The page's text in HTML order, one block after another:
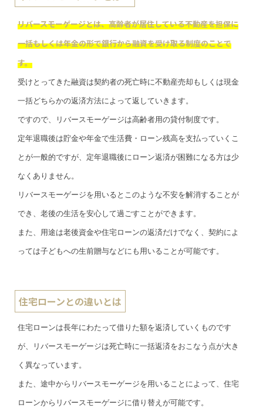
リバースモーゲージとは、高齢者が居住している不動産を担保に
一括もしくは年金の形で銀行から融資を受け取る制度のことで
す。
受けとってきた融資は契約者の死亡時に不動産売却もしくは現金
一括どちらかの返済方法によって返していきます。
ですので、リバースモーゲージは高齢者用の貸付制度です。
定年退職後は貯金や年金で生活費・ローン残高を支払っていくこ
とが一般的ですが、定年退職後にローン返済が困難になる方は少
なくありません。
リバースモーゲージを用いるとこのような不安を解消することが
でき、老後の生活を安心して過ごすことができます。
また、用途は老後資金や住宅ローンの返済だけでなく、契約によ
っては子どもへの生前贈与などにも用いることが可能です。
住宅ローンとの違いとは
住宅ローンは長年にわたって借りた額を返済していくものです
が、リバースモーゲージは死亡時に一括返済をおこなう点が大き
く異なっています。
また、途中からリバースモーゲージを用いることによって、住宅
ローンからリバースモーゲージに借り替えが可能です。